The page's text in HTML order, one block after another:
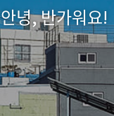
안녕, 반가워요!